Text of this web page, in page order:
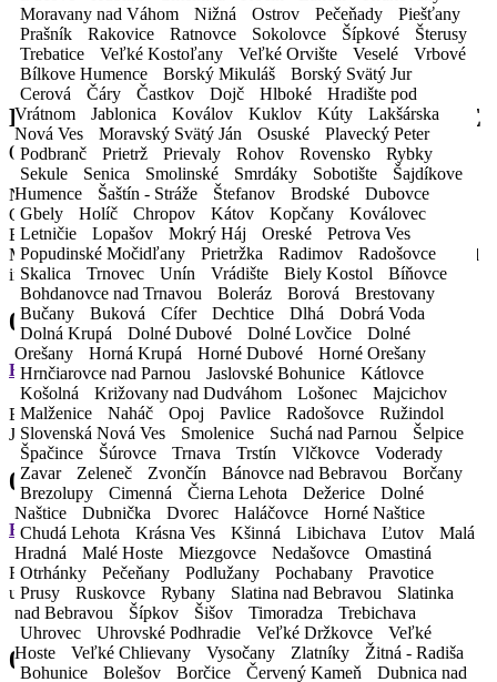
Moravany nad Váhom
Nižná Ostrov Pečeňady
Piešťany
Prašník
Rakovice Ratnovce Sokolovce Šípkové
Šterusy
Trebatice
Veľké Kostoľany Veľké Orvište Veselé
Vrbové
Bílkove Humence
Borský Mikuláš
Borský Svätý Jur
Cerová
Čáry Častkov Dojč Hlboké
Hradište pod
Vrátnom
Jablonica Koválov Kuklov Kúty
Lakšárska
Nová Ves
Moravský Svätý Ján Osuské
Plavecký Peter
Podbranč
Prietrž Prievaly Rohov Rovensko
Rybky
Sekule
Senica Smolinské Smrdáky Sobotište
Šajdíkove
Humence
Šaštín - Stráže Štefanov Brodské
Dubovce
Gbely
Holíč Chropov Kátov Kopčany
Koválovec
Letničie
Lopašov Mokrý Háj Oreské
Petrova Ves
Popudinské Močidľany
Prietržka Radimov
Radošovce
Skalica
Trnovec Unín Vrádište Biely Kostol
Bíňovce
Bohdanovce nad Trnavou
Boleráz Borová
Brestovany
Bučany
Buková Cífer Dechtice Dlhá
Dobrá Voda
Dolná Krupá
Dolné Dubové Dolné Lovčice
Dolné
Orešany
Horná Krupá Horné Dubové
Horné Orešany
Hrnčiarovce nad Parnou
Jaslovské Bohunice
Kátlovce
Košolná
Križovany nad Dudváhom Lošonec
Majcichov
Malženice
Naháč Opoj Pavlice Radošovce
Ružindol
Slovenská Nová Ves
Smolenice Suchá nad Parnou
Šelpice
Špačince
Šúrovce Trnava Trstín Vlčkovce
Voderady
Zavar
Zeleneč Zvončín Bánovce nad Bebravou
Borčany
Brezolupy
Cimenná Čierna Lehota Dežerice
Dolné
Naštice
Dubnička Dvorec Haláčovce
Horné Naštice
Chudá Lehota
Krásna Ves Kšinná Libichava Ľutov
Malá
Hradná
Malé Hoste Miezgovce Nedašovce
Omastiná
Otrhánky
Pečeňany Podlužany Pochabany
Pravotice
Prusy
Ruskovce Rybany Slatina nad Bebravou
Slatinka
nad Bebravou
Šípkov Šišov Timoradza
Trebichava
Uhrovec
Uhrovské Podhradie Veľké Držkovce
Veľké
Hoste
Veľké Chlievany Vysočany Zlatníky
Žitná - Radiša
Bohunice
Bolešov Borčice Červený Kameň Dubnica nad
@MKCAR - AUTOPOŽIČOVŇA
LANGFRISTIGMIETEN FAHRZEUGE
(Miete für mehr als 30 Tage)
Nutzen Sie unser Auto 365 Tage im Jahr ohne Einschränkungen.
Optimieren Sie Ihren Tagesablauf! Der Umzug an den
Bestimmungsort kann durch die Nutzung eines langfristigen
Mietvertrags schnell und flexibel erfolgen. Sparen Sie Ihre Zeit und
investieren Sie sie in die Erfüllung Ihrer Träume.
01.
Herabgesetzter Preis
Ein besserer Preis, der auf Sie zugeschnitten ist.
Je länger die Miete, desto mehr Geld sparen Sie.
02.
Regelmäßiger Dienst
Regelmäßiger Fahrzeugservice jeden Monat. Ihre Sicherheit ist
unsere Priorität.
03.